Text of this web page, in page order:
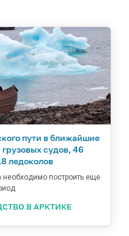
пути в ближайшие
грузовых судов, 46
ледоколов
построить еще
В АРКТИКЕ